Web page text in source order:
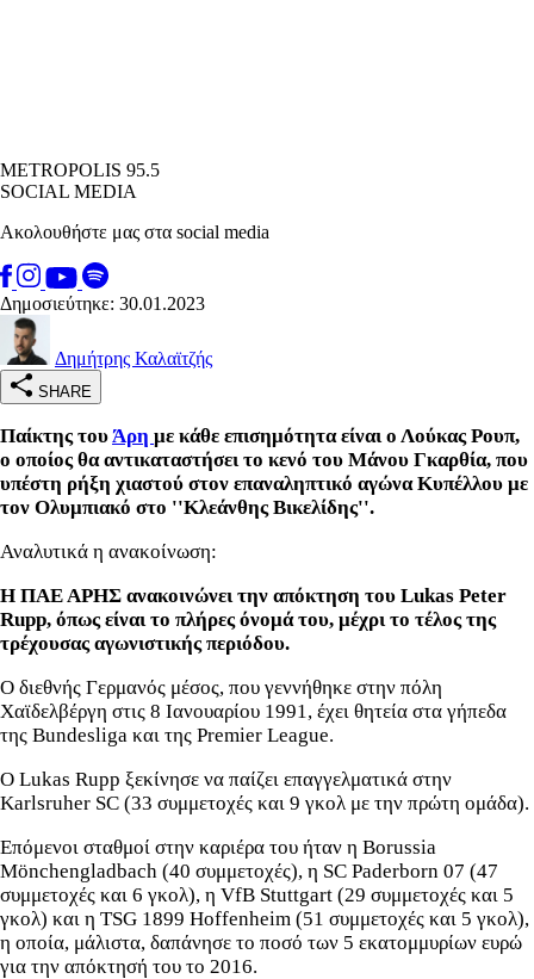
METROPOLIS 95.5
SOCIAL MEDIA
Ακολουθήστε μας στα social media
Δημοσιεύτηκε: 30.01.2023
Δημήτρης Καλαϊτζής
SHARE
Παίκτης τουΆρη με κάθε επισημότητα είναι ο Λούκας Ρουπ,
ο οποίος θα αντικαταστήσει το κενό του Μάνου Γκαρθία, που
υπέστη ρήξη χιαστού στον επαναληπτικό αγώνα Κυπέλλου με
τον Ολυμπιακό στο ''Κλεάνθης Βικελίδης''.
Αναλυτικά η ανακοίνωση:
Η ΠΑΕ ΑΡΗΣ ανακοινώνει την απόκτηση του Lukas Peter
Rupp, όπως είναι το πλήρες όνομά του, μέχρι το τέλος της
τρέχουσας αγωνιστικής περιόδου.
Ο διεθνής Γερμανός μέσος, που γεννήθηκε στην πόλη
Χαϊδελβέργη στις 8 Ιανουαρίου 1991, έχει θητεία στα γήπεδα
της Bundesliga και της Premier League.
Ο Lukas Rupp ξεκίνησε να παίζει επαγγελματικά στην
Karlsruher SC (33 συμμετοχές και 9 γκολ με την πρώτη ομάδα).
Επόμενοι σταθμοί στην καριέρα του ήταν η Borussia
Mönchengladbach (40 συμμετοχές), η SC Paderborn 07 (47
συμμετοχές και 6 γκολ), η VfB Stuttgart (29 συμμετοχές και 5
γκολ) και η TSG 1899 Hoffenheim (51 συμμετοχές και 5 γκολ),
η οποία, μάλιστα, δαπάνησε το ποσό των 5 εκατομμυρίων ευρώ
για την απόκτησή του το 2016.